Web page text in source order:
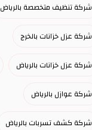
شركة تنظيف متخصصة بالرياض
شركة عزل خزانات بالخرج
شركة عزل خزانات بالرياض
شركة عوازل بالرياض
شركة كشف تسربات بالرياض